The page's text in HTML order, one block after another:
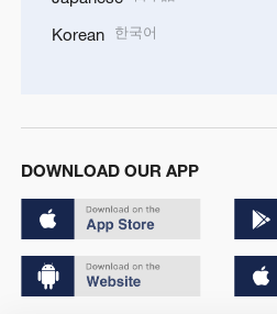
Korean 한국어
DOWNLOAD OUR APP